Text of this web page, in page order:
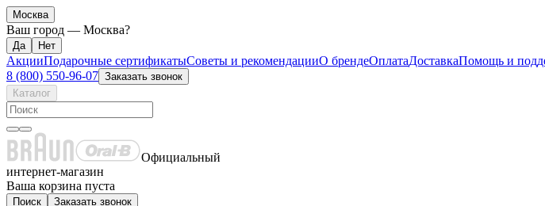
Москва
Ваш город — Москва?
АкцииПодарочные сертификатыСоветы и рекомендацииО брендеОплатаДоставкаПомощь и
8 (800) 550-96-07 Заказать звонок
Каталог
Официальный
интернет-магазин
Ваша корзина пуста
Поиск Заказать звонок